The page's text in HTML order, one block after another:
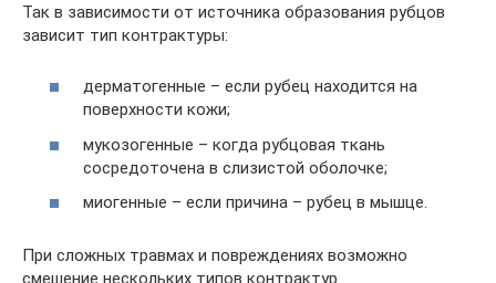
Так в зависимости от источника образования рубцов
зависит тип контрактуры:
дерматогенные – если рубец находится на
поверхности кожи;
мукозогенные – когда рубцовая ткань
сосредоточена в слизистой оболочке;
миогенные – если причина – рубец в мышце.
При сложных травмах и повреждениях возможно